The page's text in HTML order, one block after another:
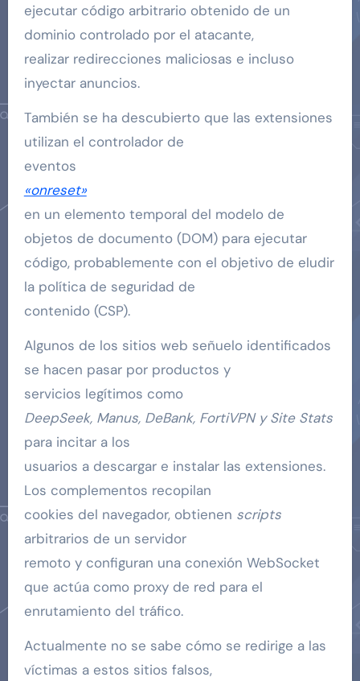
ejecutar código arbitrario obtenido de un
dominio controlado por el atacante,
realizar redirecciones maliciosas e incluso
inyectar anuncios.
También se ha descubierto que las extensiones
utilizan el controlador de
eventos
«onreset»
en un elemento temporal del modelo de
objetos de documento (DOM) para ejecutar
código, probablemente con el objetivo de eludir
la política de seguridad de
contenido (CSP).
Algunos de los sitios web señuelo identificados
se hacen pasar por productos y
servicios legítimos como
DeepSeek, Manus, DeBank, FortiVPN y Site Stats
para incitar a los
usuarios a descargar e instalar las extensiones.
Los complementos recopilan
cookies del navegador, obtienen scripts
arbitrarios de un servidor
remoto y configuran una conexión WebSocket
que actúa como proxy de red para el
enrutamiento del tráfico.
Actualmente no se sabe cómo se redirige a las
víctimas a estos sitios falsos,